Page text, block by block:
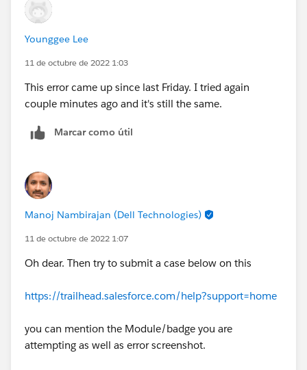
Younggee Lee
11 de octubre de 2022 1:03
This error came up since last Friday. I tried again
couple minutes ago and it's still the same.
Marcar como útil
Manoj Nambirajan (Dell Technologies)
11 de octubre de 2022 1:07
Oh dear. Then try to submit a case below on this
https://trailhead.salesforce.com/help?support=home
you can mention the Module/badge you are
attempting as well as error screenshot.